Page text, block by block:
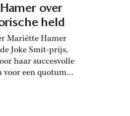
over
held
Mariëtte Hamer
Joke Smit-prijs,
haar succesvolle
voor een quotum
dichteres en